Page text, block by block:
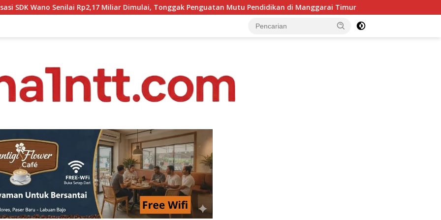
Miliar Dimulai, Tonggak Penguatan Mutu Pendidikan di Manggarai Timur PKKMB Inovatif, Komitmen Kampus